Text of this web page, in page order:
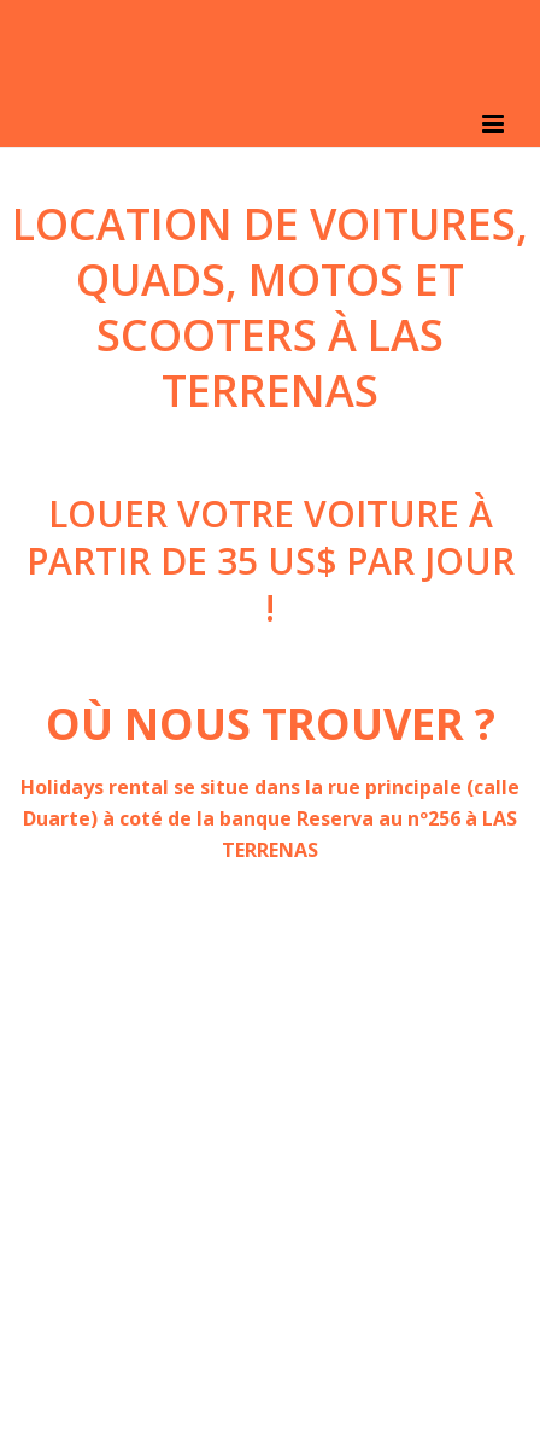
LOCATION DE VOITURES,
QUADS, MOTOS ET
SCOOTERS À LAS
TERRENAS
LOUER VOTRE VOITURE À
PARTIR DE 35 US$ PAR JOUR
!
OÙ NOUS TROUVER ?
Holidays rental se situe dans la rue principale (calle
Duarte) à coté de la banque Reserva au nº256 à LAS
TERRENAS